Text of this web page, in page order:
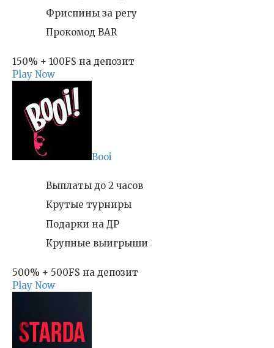
Фриспины за регу
Прокомод BAR
150% + 100FS на депозит
Play Now
Booi
Выплаты до 2 часов
Крутые турниры
Подарки на ДР
Крупные выигрыши
500% + 500FS на депозит
Play Now